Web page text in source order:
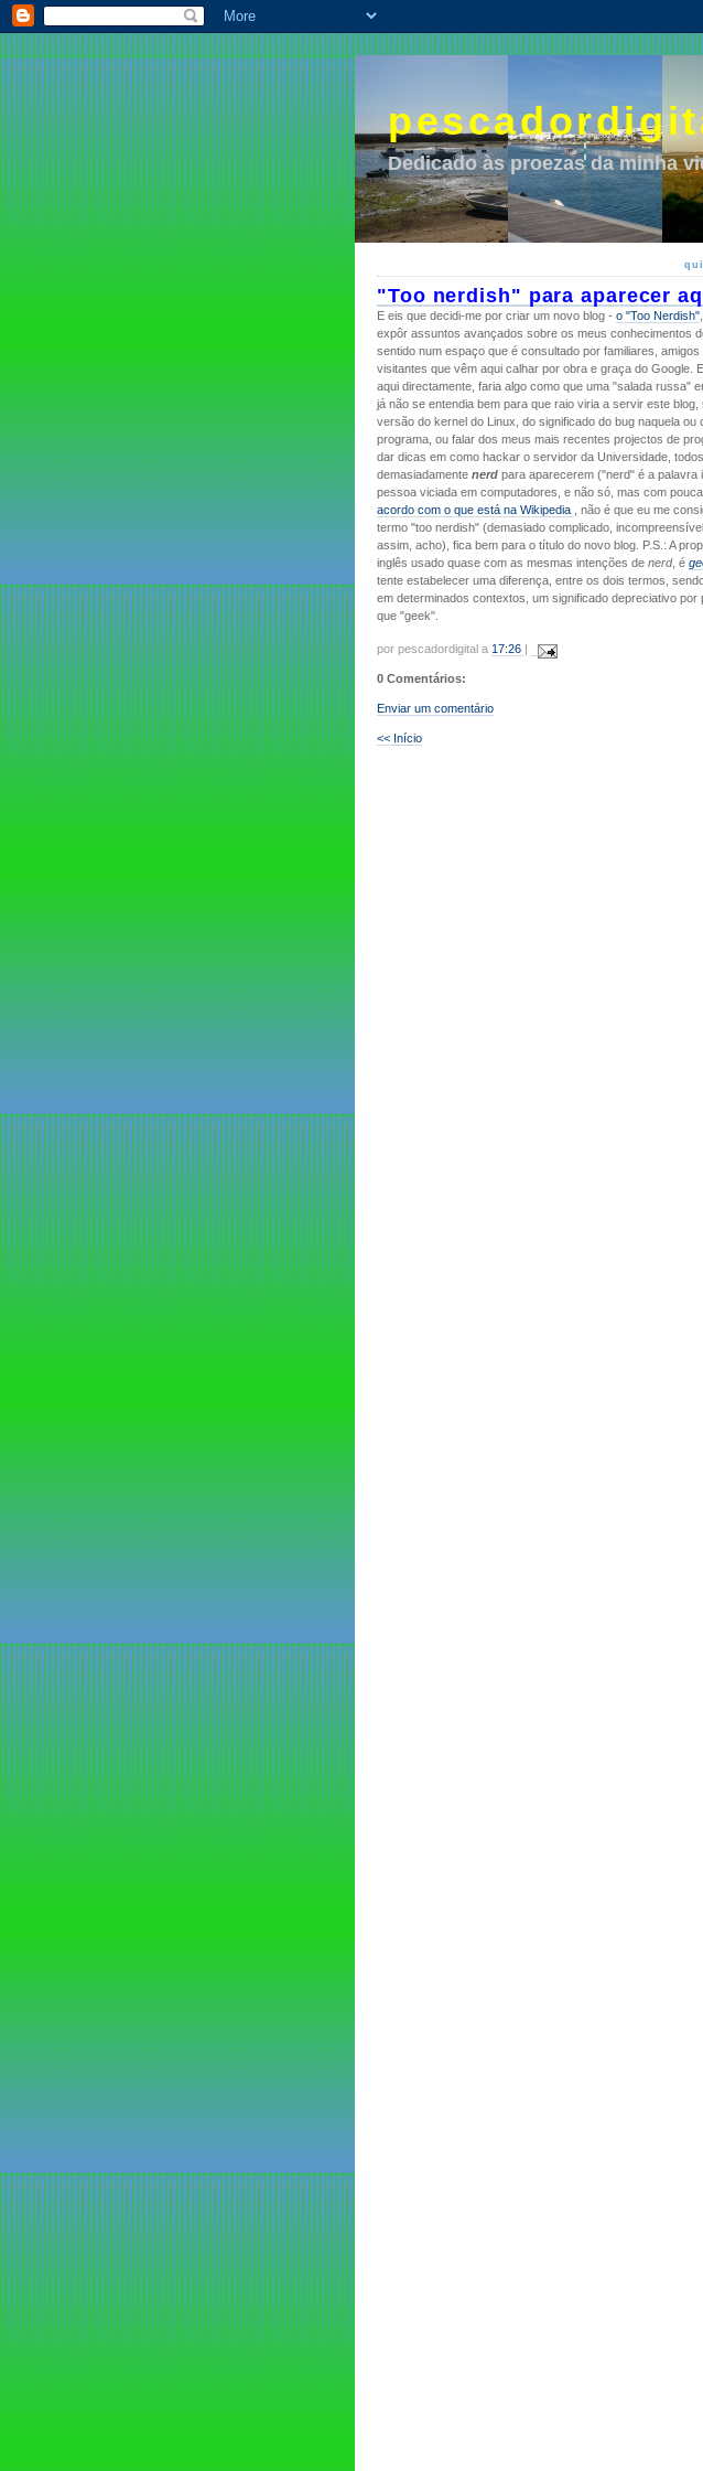
Dedicado às proezas da minha
"Too nerdish" para aparecer
E eis que decidi-me por criar um novo blog - o "Too Nerdish"
expôr assuntos avançados sobre os meus conhecimentos
sentido num espaço que é consultado por familiares,
visitantes que vêm aqui calhar por obra e graça do Google.
aqui directamente, faria algo como que uma "salada russa"
já não se entendia bem para que raio viria a servir este blog,
versão do kernel do Linux, do significado do bug naquela ou
programa, ou falar dos meus mais recentes projectos de
dar dicas em como hackar o servidor da Universidade,
demasiadamente nerd para aparecerem ("nerd" é a palavra
pessoa viciada em computadores, e não só, mas com
acordo com o que está na Wikipedia
, não é que eu me
termo "too nerdish" (demasiado complicado,
assim, acho), fica bem para o título do novo blog. P.S.: A
inglês usado quase com as mesmas intenções de nerd, é
tente estabelecer uma diferença, entre os dois termos,
em determinados contextos, um significado depreciativo por
que "geek".
por pescadordigital a 17:26 |
0 Comentários:
Enviar um comentário
<< Início